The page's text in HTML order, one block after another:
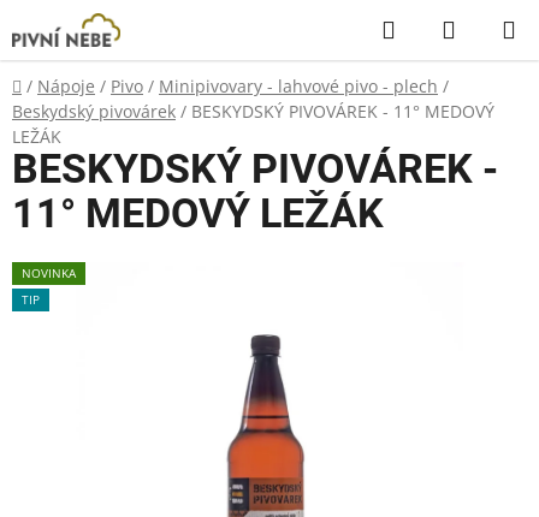
na
obsah
Hledat
KOŠÍK
Domů
/ Nápoje / Pivo / Minipivovary - lahvové pivo - plech /
Beskydský pivovárek / BESKYDSKÝ PIVOVÁREK - 11° MEDOVÝ
LEŽÁK
BESKYDSKÝ PIVOVÁREK -
11° MEDOVÝ LEŽÁK
NOVINKA
TIP